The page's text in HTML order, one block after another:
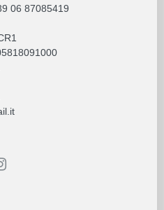
06 87085419